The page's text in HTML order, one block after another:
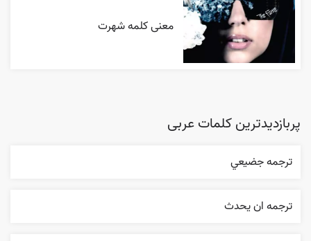
معنی کلمه شهرت
پربازدیدترین کلمات عربی
ترجمه جضيعي
ترجمه ان يحدث